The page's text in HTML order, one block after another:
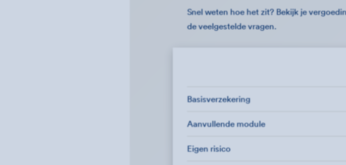
Snel weten hoe het zit? Bekijk je
de veelgestelde vragen.
Basisverzekering
Aanvullende module
Eigen risico